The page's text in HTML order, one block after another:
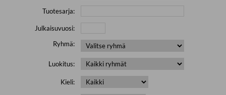
Tuotesarja:
Julkaisuvuosi:
Ryhmä:
Luokitus:
Kieli: